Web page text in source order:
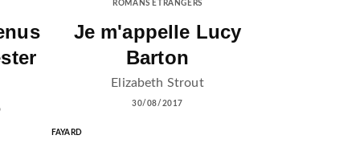
ROMANS ÉTRANGERS
Je m'appelle Lucy
Barton
Elizabeth Strout
30/08/2017
FAYARD